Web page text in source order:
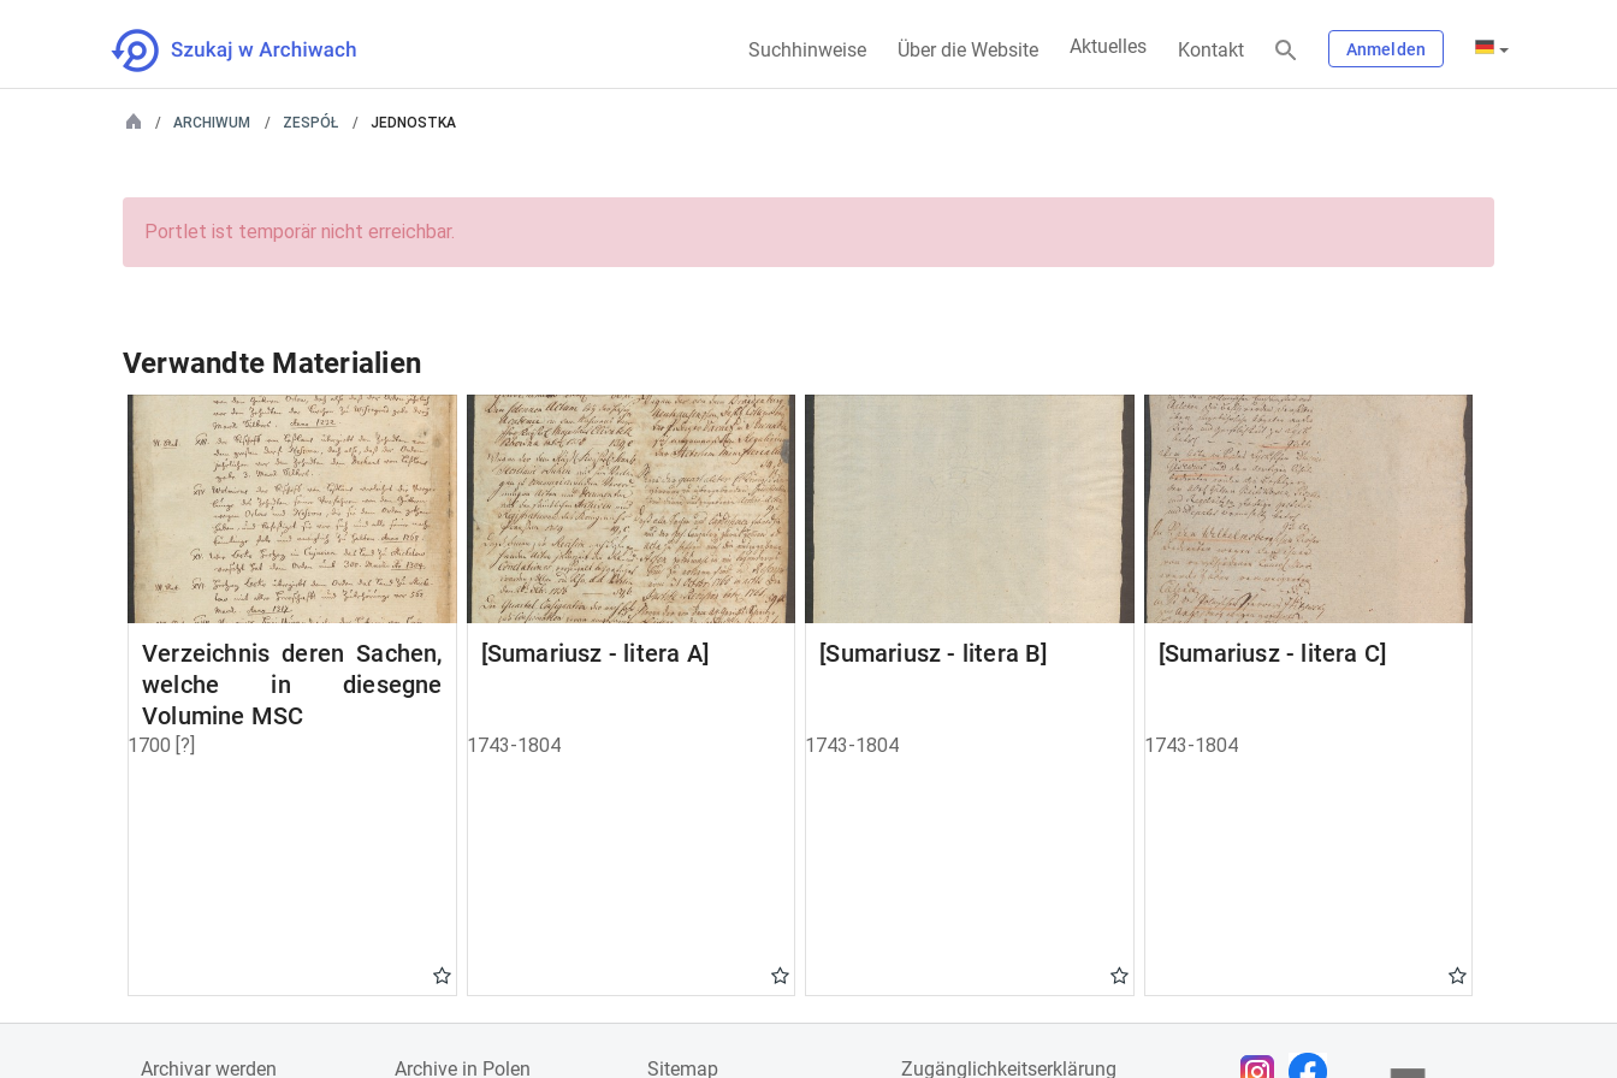
Suchhinweise Über die Website Aktuelles Kontakt Anmelden
ARCHIWUM ZESPÓŁ JEDNOSTKA
Portlet ist temporär nicht erreichbar.
Verwandte Materialien
Verzeichnis deren Sachen,
welche in diesegne
Volumine MSC
1700 [?]
[Sumariusz - litera A]
1743-1804
[Sumariusz - litera B]
1743-1804
[Sumariusz - litera C]
1743-1804
Archivar werden Archive in Polen Sitemap Zugänglichkeitserklärung